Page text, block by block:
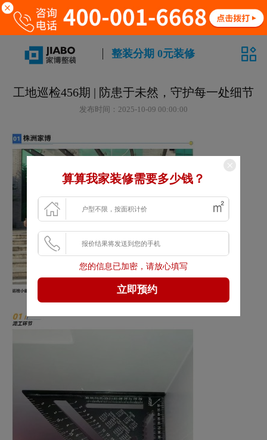
整装分期 0元装修
工地巡检456期 | 防患于未然，守护每一处细节
发布时间：2025-10-09 00:00:00
算算我家装修需要多少钱？
您的信息已加密，请放心填写